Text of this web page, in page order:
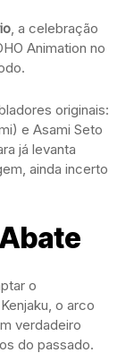
, a celebração
Animation no
originais:
e Asami Seto
já levanta
ainda incerto
o
o arco
verdadeiro
do passado.